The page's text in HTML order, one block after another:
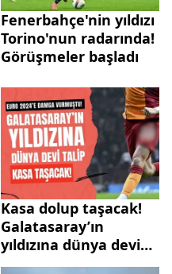
Fenerbahçe'nin yıldızı
Torino'nun radarında!
Görüşmeler başladı
Kasa dolup taşacak!
Galatasaray’ın
yıldızına dünya devi
talip: EURO 2024’e